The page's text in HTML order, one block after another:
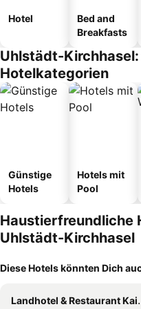
Hotel
Bed and
Breakfasts
Uhlstädt-
Hotelkategorien
Günstige
Hotels
Hotels mit
Pool
Haustierfreundliche
Uhlstädt-Kirchhasel
Diese Hotels könnten Dich
Landhotel & Restaurant Kains Hof